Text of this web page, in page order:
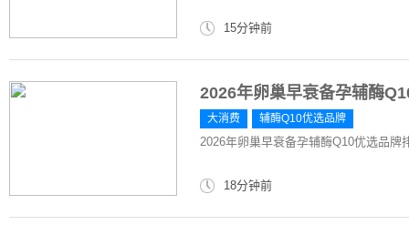
15分钟前
2026年卵巢早衰备孕辅酶
大消费 辅酶Q10优选品牌
2026年卵巢早衰备孕辅酶Q10优选品牌
18分钟前